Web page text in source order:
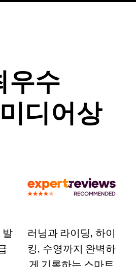
우수
디어상
발
러닝과 라이딩, 하이
킹, 수영까지 완벽하
게 기록하는 스마트